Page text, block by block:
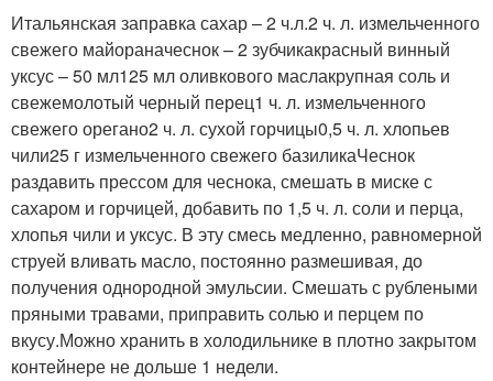
Итальянская заправка сахар – 2 ч.л.2 ч. л. измельченного
свежего майораначеснок – 2 зубчикакрасный винный
уксус – 50 мл125 мл оливкового маслакрупная соль и
свежемолотый черный перец1 ч. л. измельченного
свежего орегано2 ч. л. сухой горчицы0,5 ч. л. хлопьев
чили25 г измельченного свежего базиликаЧеснок
раздавить прессом для чеснока, смешать в миске с
сахаром и горчицей, добавить по 1,5 ч. л. соли и перца,
хлопья чили и уксус. В эту смесь медленно, равномерной
струей вливать масло, постоянно размешивая, до
получения однородной эмульсии. Смешать с рублеными
пряными травами, приправить солью и перцем по
вкусу.Можно хранить в холодильнике в плотно закрытом
контейнере не дольше 1 недели.